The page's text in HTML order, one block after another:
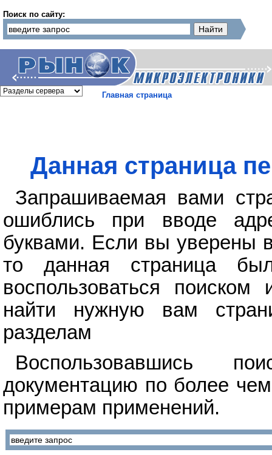
Поиск по сайту:
Главная страница
Данная страница
Запрашиваемая вами
ошиблись при вводе
буквами. Если вы уверены
то данная страница
воспользоваться поиском
найти нужную вам
разделам
Воспользовавшись
документацию по более
примерам применений.